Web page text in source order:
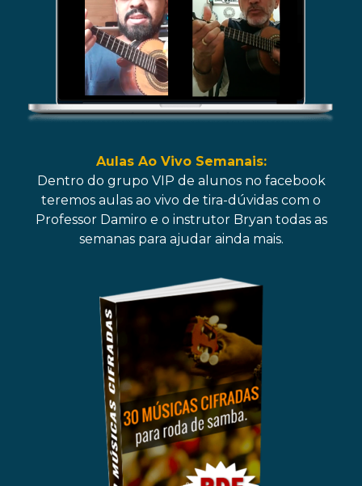
Aulas Ao Vivo Semanais:
Dentro do grupo VIP de alunos no facebook
teremos aulas ao vivo de tira-dúvidas com o
Professor Damiro e o instrutor Bryan todas as
semanas para ajudar ainda mais.